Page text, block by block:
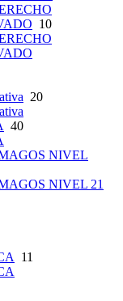
10
20
40
NIVEL
NIVEL 21
11